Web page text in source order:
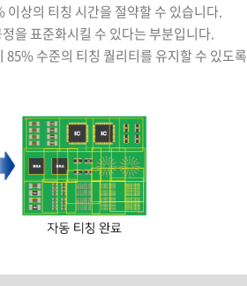
상의 티칭 시간을 절약할 수 있습니다.
을 표준화시킬 수 있다는 부분입니다.
수준의 티칭 퀄리티를 유지할 수 있도록